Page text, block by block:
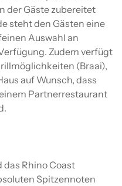
der Gäste zubereitet
steht den Gästen eine
Auswahl an
Zudem verfügt
(Braai),
auf Wunsch, dass
Partnerrestaurant
das Rhino Coast
Spitzennoten